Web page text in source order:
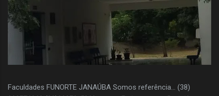
Faculdades FUNORTE JANAÚBA Somos referência... (38)